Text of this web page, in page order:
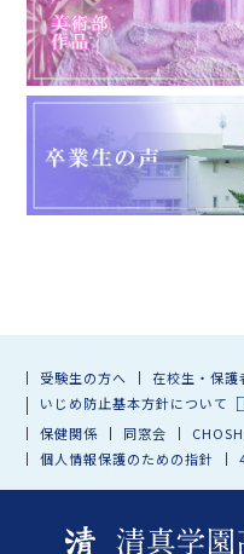
受験生の方へ 在校生・保護
いじめ防止基本方針について
保健関係
同窓会
個人情報保護のための指針